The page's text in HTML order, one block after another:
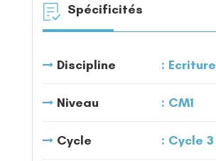
Spécificités
Discipline Ecriture
Niveau CM1
Cycle Cycle 3